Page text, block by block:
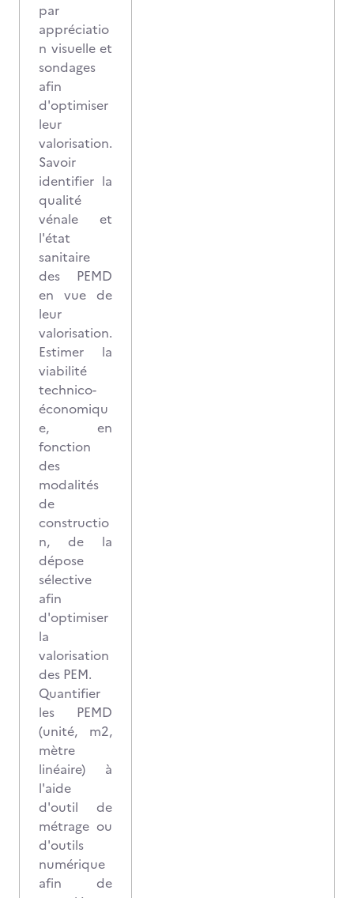
par
appréciatio
n visuelle et
sondages
afin
d'optimiser
leur
valorisation.
Savoir
identifier la
qualité
vénale et
l'état
sanitaire
des PEMD
en vue de
leur
valorisation.
Estimer la
viabilité
technico-
économiqu
e, en
fonction
des
modalités
de
constructio
n, de la
dépose
sélective
afin
d'optimiser
la
valorisation
des PEM.
Quantifier
les PEMD
(unité, m2,
mètre
linéaire) à
l'aide
d'outil de
métrage ou
d'outils
numérique
afin de